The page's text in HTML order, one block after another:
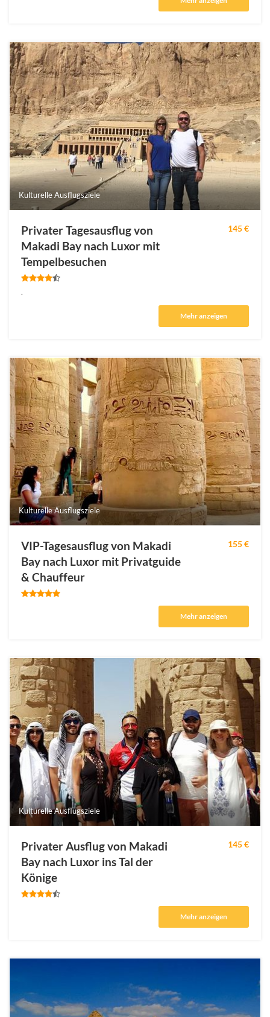
Kulturelle Ausflugsziele
Privater Tagesausflug von
Makadi Bay nach Luxor mit
Tempelbesuchen
145 €
.
Mehr anzeigen
Kulturelle Ausflugsziele
VIP-Tagesausflug von Makadi
Bay nach Luxor mit Privatguide
& Chauffeur
155 €
Mehr anzeigen
Kulturelle Ausflugsziele
Privater Ausflug von Makadi
Bay nach Luxor ins Tal der
Könige
145 €
Mehr anzeigen